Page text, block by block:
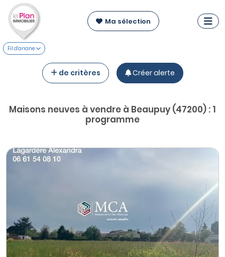
Ma sélection
Fil d'ariane
de critères Créer alerte
Maisons neuves à vendre à Beaupuy (47200) : 1
programme